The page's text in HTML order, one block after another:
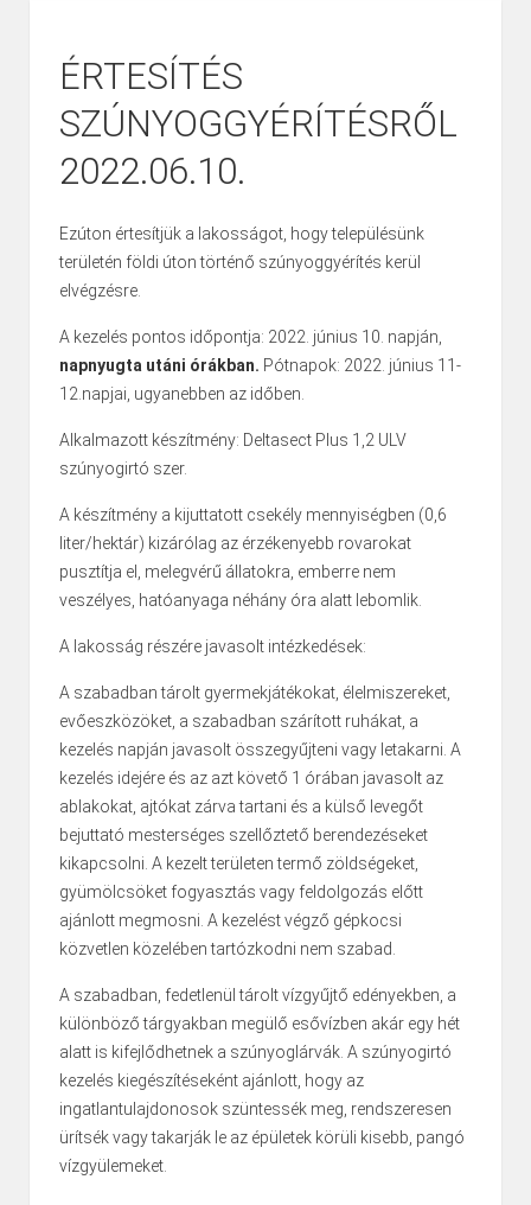
ÉRTESÍTÉS
SZÚNYOGGYÉRÍTÉSRŐL
2022.06.10.
Ezúton értesítjük a lakosságot, hogy településünk
területén földi úton történő szúnyoggyérítés kerül
elvégzésre.
A kezelés pontos időpontja: 2022. június 10. napján,
napnyugta utáni órákban. Pótnapok: 2022. június 11-
12.napjai, ugyanebben az időben.
Alkalmazott készítmény: Deltasect Plus 1,2 ULV
szúnyogirtó szer.
A készítmény a kijuttatott csekély mennyiségben (0,6
liter/hektár) kizárólag az érzékenyebb rovarokat
pusztítja el, melegvérű állatokra, emberre nem
veszélyes, hatóanyaga néhány óra alatt lebomlik.
A lakosság részére javasolt intézkedések:
A szabadban tárolt gyermekjátékokat, élelmiszereket,
evőeszközöket, a szabadban szárított ruhákat, a
kezelés napján javasolt összegyűjteni vagy letakarni. A
kezelés idejére és az azt követő 1 órában javasolt az
ablakokat, ajtókat zárva tartani és a külső levegőt
bejuttató mesterséges szellőztető berendezéseket
kikapcsolni. A kezelt területen termő zöldségeket,
gyümölcsöket fogyasztás vagy feldolgozás előtt
ajánlott megmosni. A kezelést végző gépkocsi
közvetlen közelében tartózkodni nem szabad.
A szabadban, fedetlenül tárolt vízgyűjtő edényekben, a
különböző tárgyakban megülő esővízben akár egy hét
alatt is kifejlődhetnek a szúnyoglárvák. A szúnyogirtó
kezelés kiegészítéseként ajánlott, hogy az
ingatlantulajdonosok szüntessék meg, rendszeresen
ürítsék vagy takarják le az épületek körüli kisebb, pangó
vízgyülemeket.